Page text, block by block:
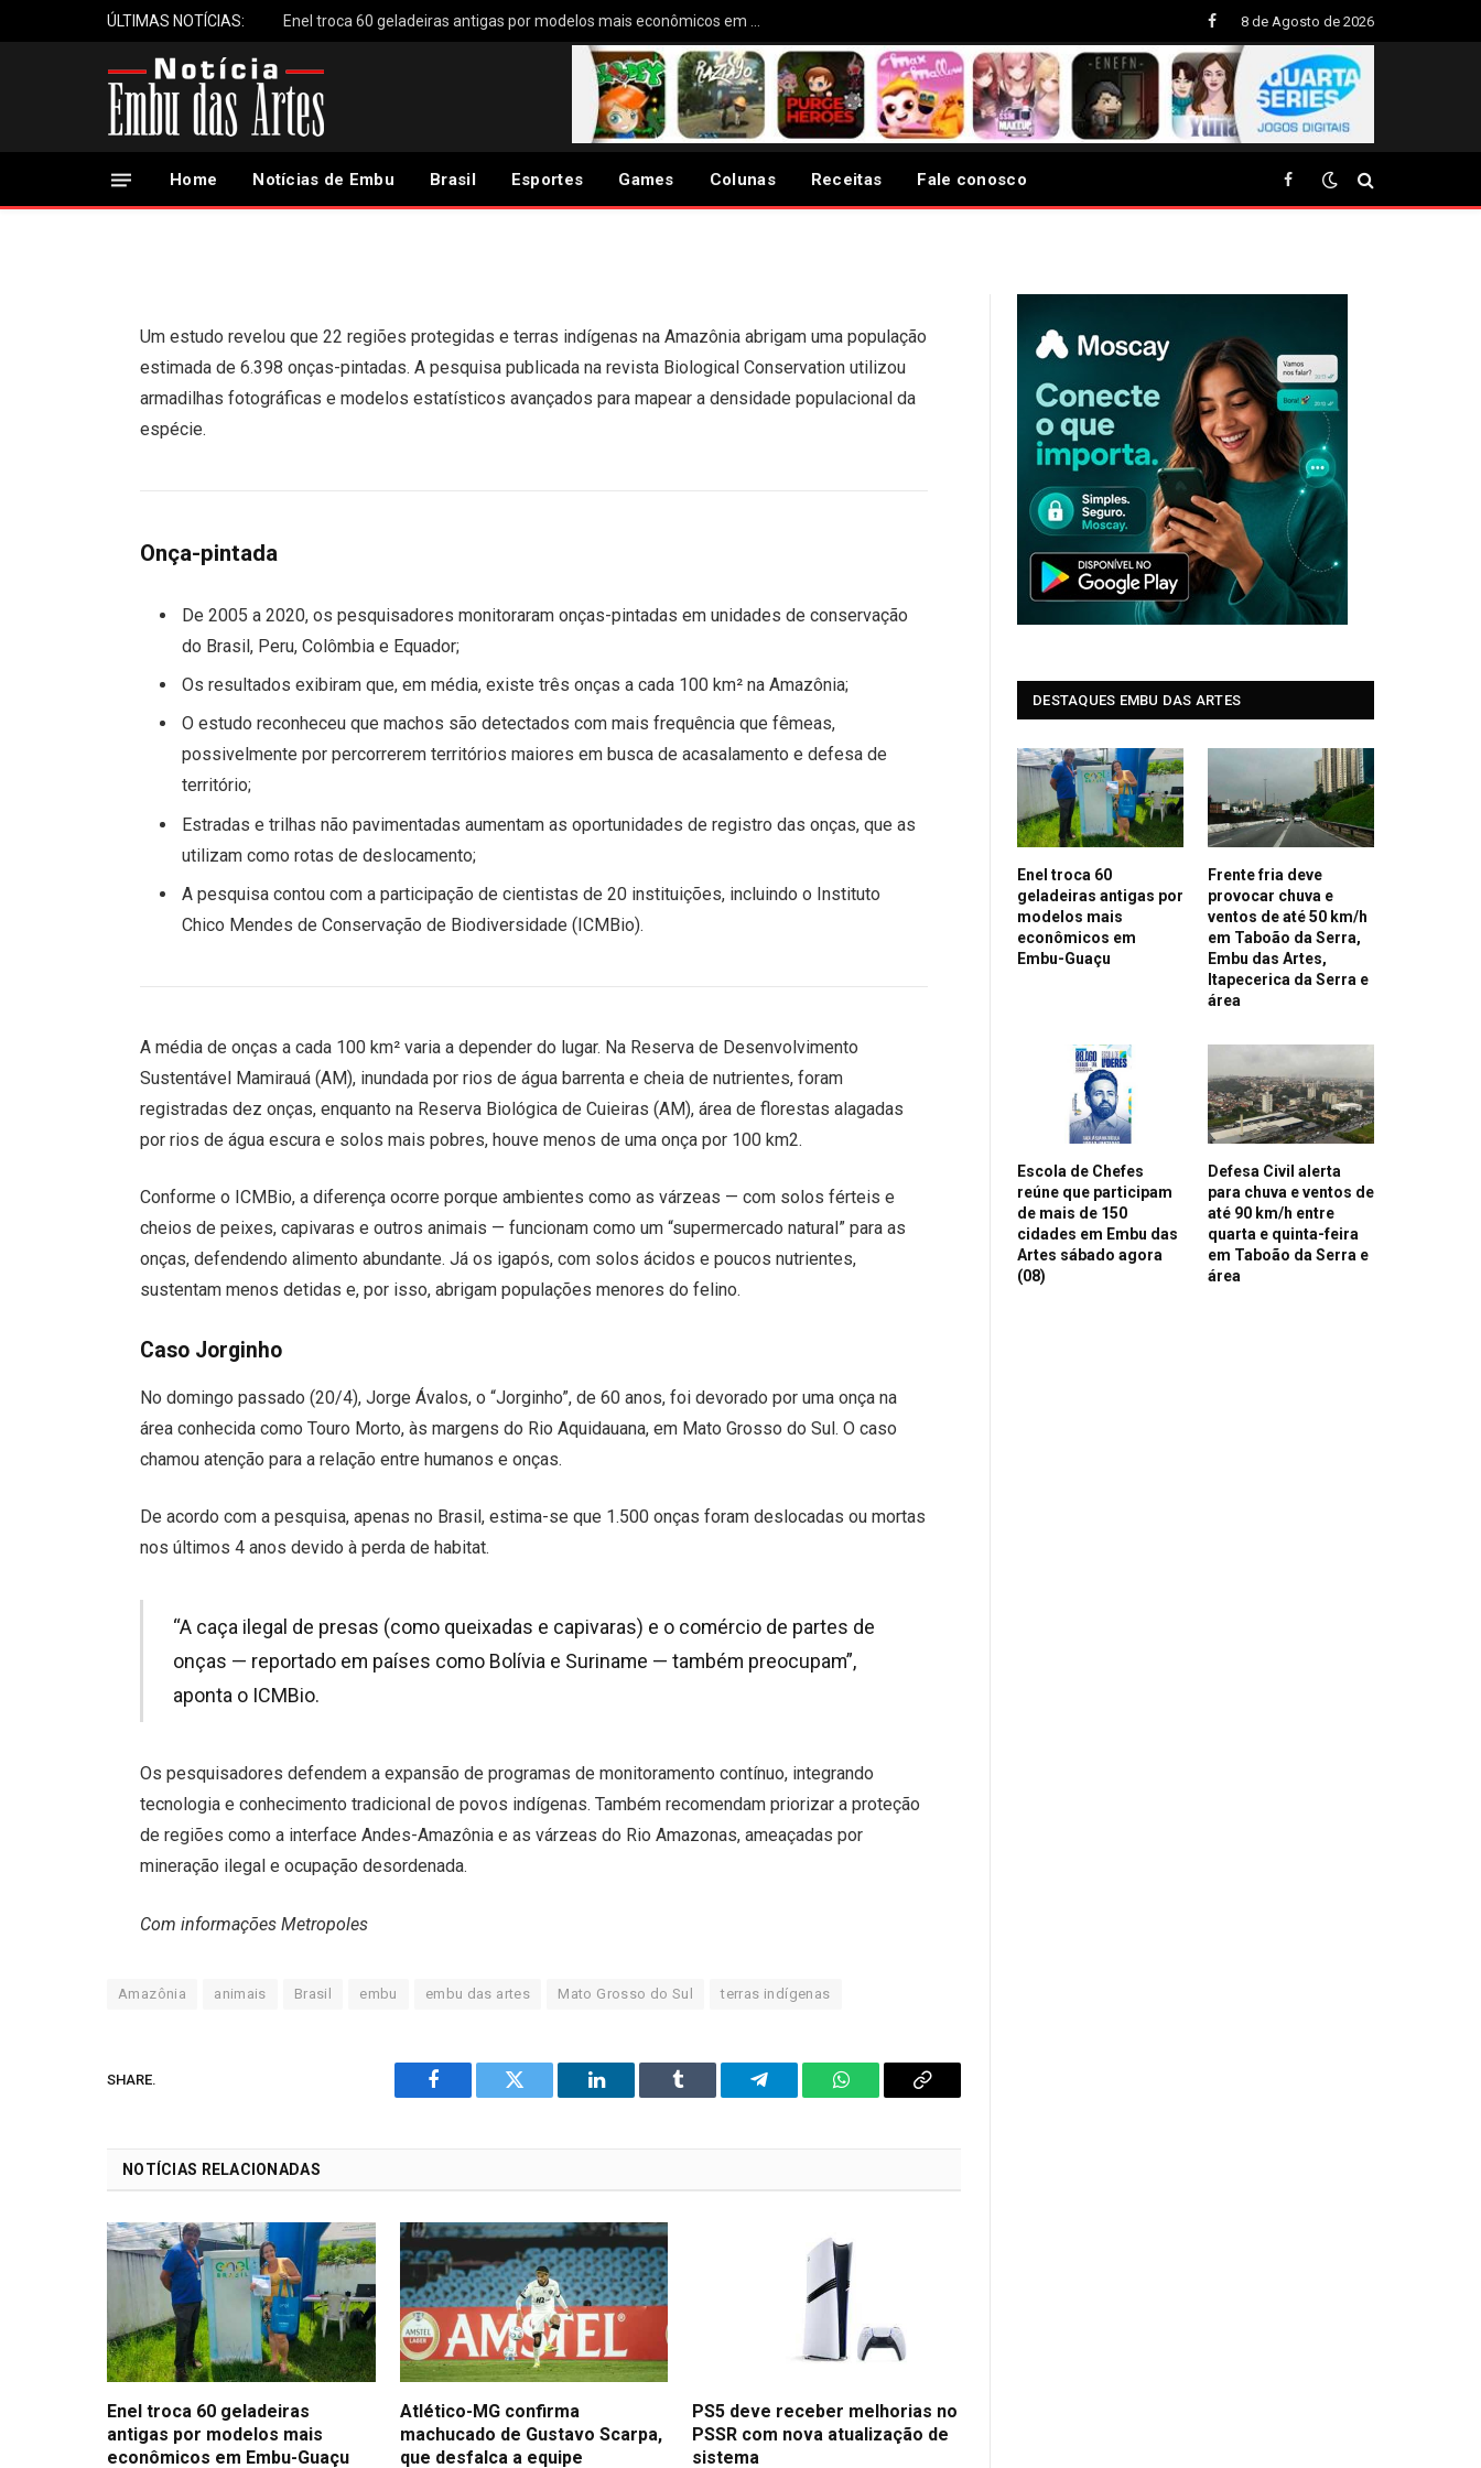
ÚLTIMAS NOTÍCIAS:
Facebook
8 de Agosto de 2026
Home Notícias de Embu Brasil Esportes Games Colunas Receitas Fale conosco Facebook
Regiões de proteção na Amazônia abrigam
mais de seis mil onças-pintadas
24 de Abril, 2025 Updated: 24 de Abril, 2025
Um estudo revelou que 22 regiões protegidas e terras indígenas na Amazônia abrigam uma população
estimada de 6.398 onças-pintadas. A pesquisa publicada na revista Biological Conservation utilizou
armadilhas fotográficas e modelos estatísticos avançados para mapear a densidade populacional da
espécie.
Onça-pintada
De 2005 a 2020, os pesquisadores monitoraram onças-pintadas em unidades de conservação
do Brasil, Peru, Colômbia e Equador;
Os resultados exibiram que, em média, existe três onças a cada 100 km² na Amazônia;
O estudo reconheceu que machos são detectados com mais frequência que fêmeas,
possivelmente por percorrerem territórios maiores em busca de acasalamento e defesa de
território;
Estradas e trilhas não pavimentadas aumentam as oportunidades de registro das onças, que as
utilizam como rotas de deslocamento;
A pesquisa contou com a participação de cientistas de 20 instituições, incluindo o Instituto
Chico Mendes de Conservação de Biodiversidade (ICMBio).
A média de onças a cada 100 km² varia a depender do lugar. Na Reserva de Desenvolvimento
Sustentável Mamirauá (AM), inundada por rios de água barrenta e cheia de nutrientes, foram
registradas dez onças, enquanto na Reserva Biológica de Cuieiras (AM), área de florestas alagadas
por rios de água escura e solos mais pobres, houve menos de uma onça por 100 km2.
Conforme o ICMBio, a diferença ocorre porque ambientes como as várzeas — com solos férteis e
cheios de peixes, capivaras e outros animais — funcionam como um “supermercado natural” para as
onças, defendendo alimento abundante. Já os igapós, com solos ácidos e poucos nutrientes,
sustentam menos detidas e, por isso, abrigam populações menores do felino.
Caso Jorginho
No domingo passado (20/4), Jorge Ávalos, o “Jorginho”, de 60 anos, foi devorado por uma onça na
área conhecida como Touro Morto, às margens do Rio Aquidauana, em Mato Grosso do Sul. O caso
chamou atenção para a relação entre humanos e onças.
De acordo com a pesquisa, apenas no Brasil, estima-se que 1.500 onças foram deslocadas ou mortas
nos últimos 4 anos devido à perda de habitat.
“A caça ilegal de presas (como queixadas e capivaras) e o comércio de partes de
onças — reportado em países como Bolívia e Suriname — também preocupam”,
aponta o ICMBio.
Os pesquisadores defendem a expansão de programas de monitoramento contínuo, integrando
tecnologia e conhecimento tradicional de povos indígenas. Também recomendam priorizar a proteção
de regiões como a interface Andes-Amazônia e as várzeas do Rio Amazonas, ameaçadas por
mineração ilegal e ocupação desordenada.
Com informações Metropoles
Amazônia animais Brasil embu embu das artes Mato Grosso do Sul terras indígenas
SHARE.
Facebook Twitter LinkedIn Tumblr Telegram WhatsAppCopy
NOTÍCIAS RELACIONADAS
Enel troca 60 geladeiras
antigas por modelos mais
econômicos em Embu-Guaçu
Atlético-MG confirma
machucado de Gustavo Scarpa,
que desfalca a equipe
PS5 deve receber melhorias no
PSSR com nova atualização de
sistema
DESTAQUES EMBU DAS ARTES
Enel troca 60
geladeiras antigas por
modelos mais
econômicos em
Embu-Guaçu
Frente fria deve
provocar chuva e
ventos de até 50 km/h
em Taboão da Serra,
Embu das Artes,
Itapecerica da Serra e
área
Escola de Chefes
reúne que participam
de mais de 150
cidades em Embu das
Artes sábado agora
(08)
Defesa Civil alerta
para chuva e ventos de
até 90 km/h entre
quarta e quinta-feira
em Taboão da Serra e
área